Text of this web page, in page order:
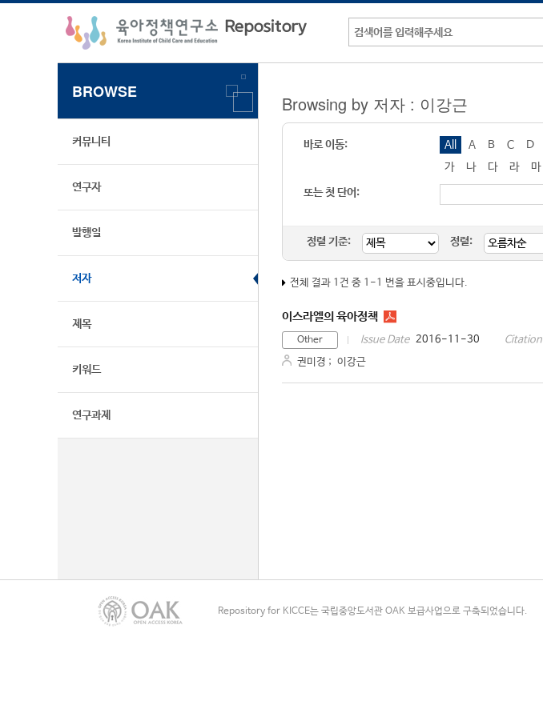
BROWSE
커뮤니티
연구자
발행일
저자
제목
키워드
연구과제
Browsing by 저자 : 이강근
바로 이동: All A B C D
가
나 다 라 마
또는 첫 단어:
정렬 기준: 정렬:
전체 결과 1건 중 1-1 번을 표시중입니다.
이스라엘의 육아정책
Other Issue Date 2016-11-30 Citation
권미경 ; 이강근
Repository for KICCE는 국립중앙도서관 OAK 보급사업으로 구축되었습니다.